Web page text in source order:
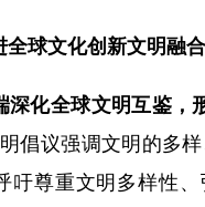
球文化创新文明融合
深化全球文明互鉴，
倡议强调文明的多
吁尊重文明多样性